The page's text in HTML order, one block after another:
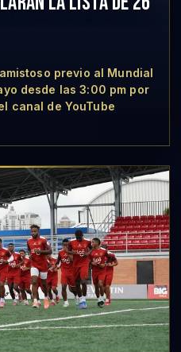
previo al Mundial
desde las 3:00 pm por
canal de YouTube